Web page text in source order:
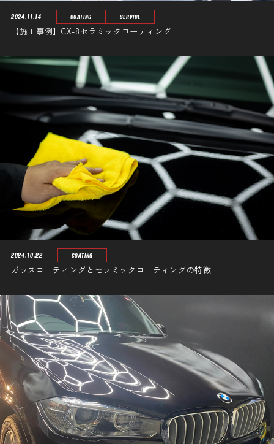
2024.11.14 COATING SERVICE
【施工事例】CX-8セラミックコーティング
2024.10.22 COATING
ガラスコーティングとセラミックコーティングの特徴